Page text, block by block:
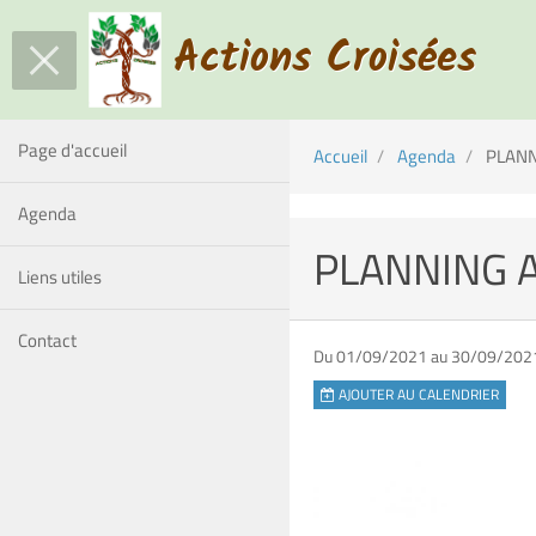
Actions Croisées
Page d'accueil
Agenda
Liens utiles
Contact
Accueil Agenda
PLANNING
Du 01/09/2021 au 30/09/
AJOUTER AU CALENDRIER